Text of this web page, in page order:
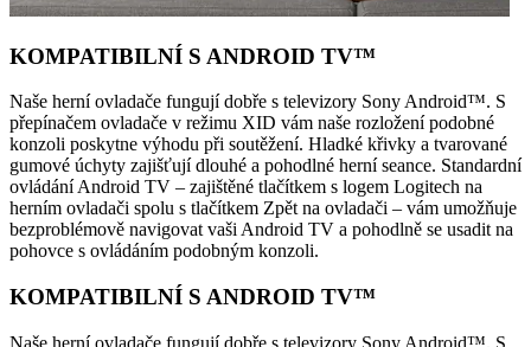
KOMPATIBILNÍ S ANDROID TV™
Naše herní ovladače fungují dobře s televizory Sony Android™. S
přepínačem ovladače v režimu XID vám naše rozložení podobné
konzoli poskytne výhodu při soutěžení. Hladké křivky a tvarované
gumové úchyty zajišťují dlouhé a pohodlné herní seance. Standardní
ovládání Android TV – zajištěné tlačítkem s logem Logitech na
herním ovladači spolu s tlačítkem Zpět na ovladači – vám umožňuje
bezproblémově navigovat vaši Android TV a pohodlně se usadit na
pohovce s ovládáním podobným konzoli.
KOMPATIBILNÍ S ANDROID TV™
Naše herní ovladače fungují dobře s televizory Sony Android™. S